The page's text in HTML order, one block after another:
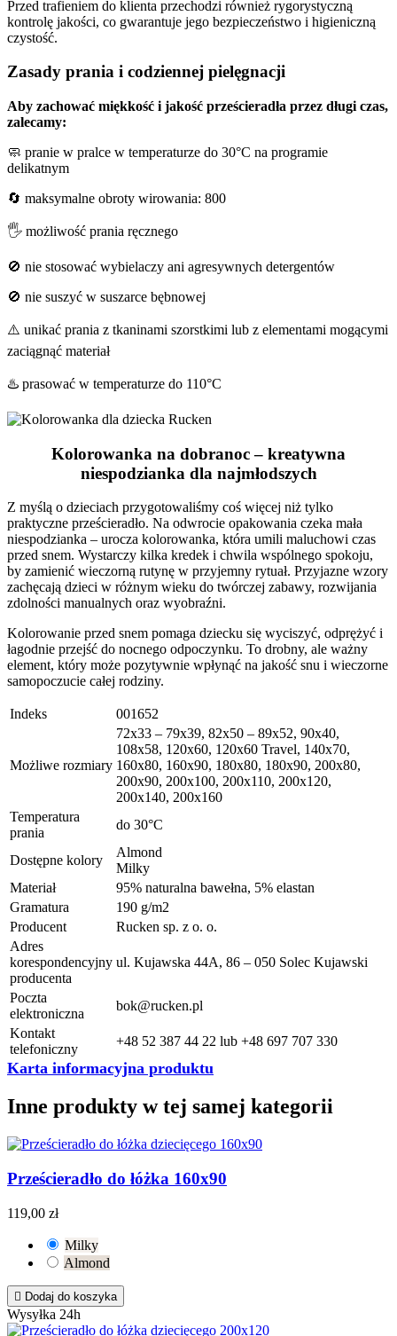
Przed trafieniem do klienta przechodzi również rygorystyczną
kontrolę jakości, co gwarantuje jego bezpieczeństwo i higieniczną
czystość.
Zasady prania i codziennej pielęgnacji
Aby zachować miękkość i jakość prześcieradła przez długi czas,
zalecamy:
🧼 pranie w pralce w temperaturze do 30°C na programie
delikatnym
🔄 maksymalne obroty wirowania: 800
🖐️ możliwość prania ręcznego
🚫 nie stosować wybielaczy ani agresywnych detergentów
🚫 nie suszyć w suszarce bębnowej
⚠️ unikać prania z tkaninami szorstkimi lub z elementami mogącymi
zaciągnąć materiał
♨️ prasować w temperaturze do 110°C
Kolorowanka na dobranoc – kreatywna
niespodzianka dla najmłodszych
Z myślą o dzieciach przygotowaliśmy coś więcej niż tylko
praktyczne prześcieradło. Na odwrocie opakowania czeka mała
niespodzianka – urocza kolorowanka, która umili maluchowi czas
przed snem. Wystarczy kilka kredek i chwila wspólnego spokoju,
by zamienić wieczorną rutynę w przyjemny rytuał. Przyjazne wzory
zachęcają dzieci w różnym wieku do twórczej zabawy, rozwijania
zdolności manualnych oraz wyobraźni.
Kolorowanie przed snem pomaga dziecku się wyciszyć, odprężyć i
łagodnie przejść do nocnego odpoczynku. To drobny, ale ważny
element, który może pozytywnie wpłynąć na jakość snu i wieczorne
samopoczucie całej rodziny.
Indeks 001652
Możliwe rozmiary
72x33 – 79x39, 82x50 – 89x52, 90x40,
108x58, 120x60, 120x60 Travel, 140x70,
160x80, 160x90, 180x80, 180x90, 200x80,
200x90, 200x100, 200x110, 200x120,
200x140, 200x160
Temperatura
prania
do 30°C
Dostępne kolory
Almond
Milky
Materiał
95% naturalna bawełna, 5% elastan
Gramatura
190 g/m2
Producent
Rucken sp. z o. o.
Adres
korespondencyjny
producenta
ul. Kujawska 44A, 86 – 050 Solec Kujawski
Poczta
elektroniczna
bok@rucken.pl
Kontakt
telefoniczny
+48 52 387 44 22 lub +48 697 707 330
Karta informacyjna produktu
Inne produkty w tej samej kategorii
Prześcieradło do łóżka 160x90
119,00 zł
Milky
Almond
 Dodaj do koszyka
Wysyłka 24h